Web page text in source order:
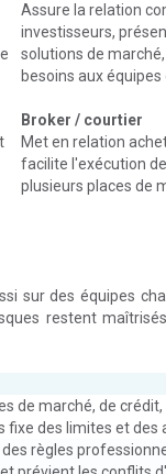
Assure la relation
investisseurs,
solutions de
besoins aux
Broker / courtier
Met en relation
facilite l'exécution
plusieurs places de
sur des équipes
restent
de marché, de
fixe des limites et des
règles